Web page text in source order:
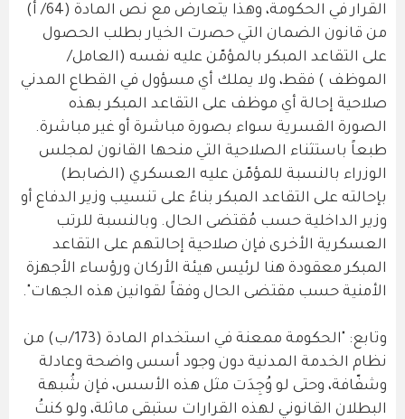
القرار في الحكومة، وهذا يتعارض مع نص المادة (64/ أ)
من قانون الضمان التي حصرت الخيار بطلب الحصول
على التقاعد المبكر بالمؤمّن عليه نفسه (العامل/
الموظف ) فقط، ولا يملك أي مسؤول في القطاع المدني
صلاحية إحالة أي موظف على التقاعد المبكر بهذه
الصورة القسرية سواء بصورة مباشرة أو غير مباشرة.
طبعاً باستثناء الصلاحية التي منحها القانون لمجلس
الوزراء بالنسبة للمؤمّن عليه العسكري (الضابط)
بإحالته على التقاعد المبكر بناءً على تنسيب وزير الدفاع أو
وزير الداخلية حسب مُقتضى الحال. وبالنسبة للرتب
العسكرية الأخرى فإن صلاحية إحالتهم على التقاعد
المبكر معقودة هنا لرئيس هيئة الأركان ورؤساء الأجهزة
الأمنية حسب مقتضى الحال وفقاً لقوانين هذه الجهات".
وتابع: "الحكومة ممعنة في استخدام المادة (173/ب) من
نظام الخدمة المدنية دون وجود أسس واضحة وعادلة
وشفّافة، وحتى لو وُجِدَت مثل هذه الأسس، فإن شُبهة
البطلان القانوني لهذه القرارات ستبقى ماثلة، ولو كنتُ